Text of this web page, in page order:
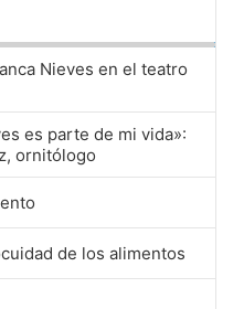
Nieves en el teatro
es parte de mi vida»:
ornitólogo
de los alimentos